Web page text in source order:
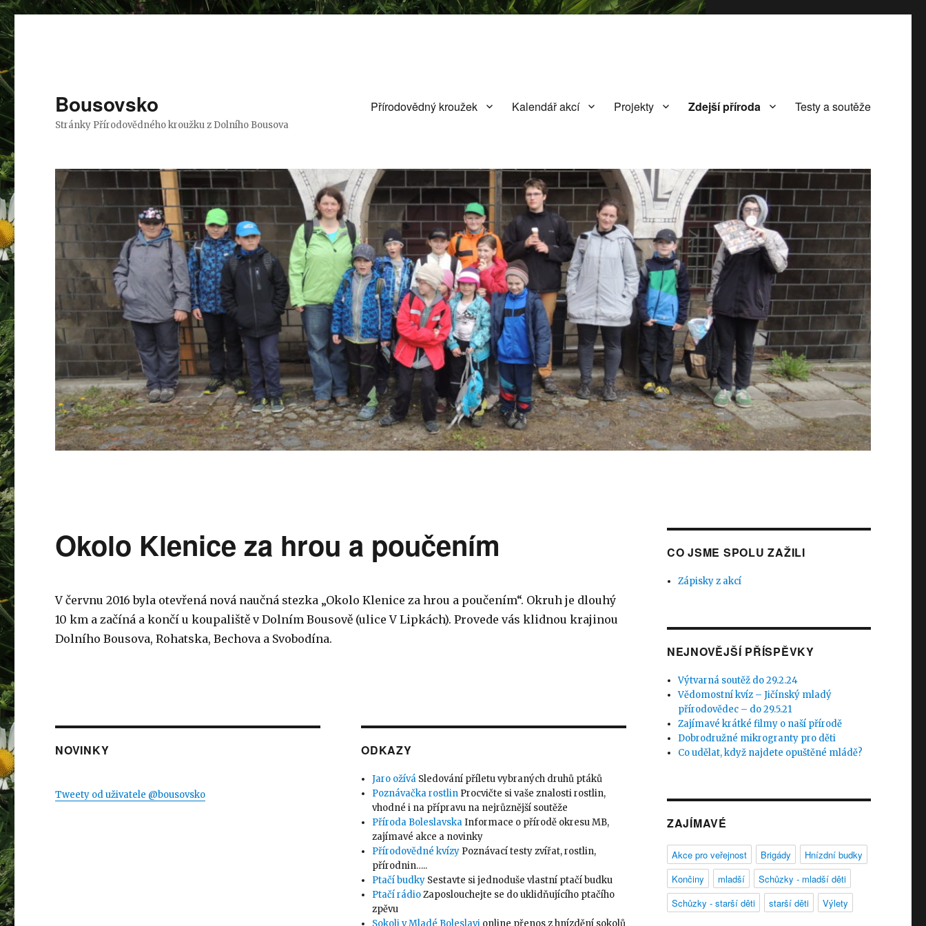
Bousovsko
Stránky Přírodovědného kroužku z Dolního Bousova
Přírodovědný kroužek Kalendář akcí Projekty Zdejší příroda Testy a soutěže
Okolo Klenice za hrou a poučením
V červnu 2016 byla otevřená nová naučná stezka „Okolo Klenice za hrou a poučením“. Okruh je dlouhý
10 km a začíná a končí u koupaliště v Dolním Bousově (ulice V Lipkách). Provede vás klidnou krajinou
Dolního Bousova, Rohatska, Bechova a Svobodína.
NOVINKY
Tweety od uživatele @bousovsko
ODKAZY
Jaro ožívá Sledování příletu vybraných druhů ptáků
Poznávačka rostlin Procvičte si vaše znalosti rostlin,
vhodné i na přípravu na nejrůznější soutěže
Příroda BoleslavskaInformace o přírodě okresu MB,
zajímavé akce a novinky
Přírodovědné kvízy Poznávací testy zvířat, rostlin,
přírodnin…..
Ptačí budky Sestavte si jednoduše vlastní ptačí budku
Ptačí rádioZaposlouchejte se do uklidňujícího ptačího
zpěvu
CO JSME SPOLU ZAŽILI
Zápisky z akcí
NEJNOVĚJŠÍ PŘÍSPĚVKY
Výtvarná soutěž do 29.2.24
Vědomostní kvíz – Jičínský mladý
přírodovědec – do 29.5.21
Zajímavé krátké filmy o naší přírodě
Dobrodružné mikrogranty pro děti
Co udělat, když najdete opuštěné mládě?
ZAJÍMAVÉ
Akce pro veřejnost Brigády
Hnízdní budky
Končiny
mladší
Schůzky - mladší děti
Schůzky - starší děti
starší děti Výlety